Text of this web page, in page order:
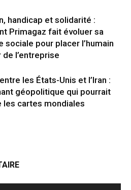
handicap et solidarité :
Primagaz fait évoluer sa
sociale pour placer l’humain
l’entreprise
les États-Unis et l’Iran :
géopolitique qui pourrait
les cartes mondiales